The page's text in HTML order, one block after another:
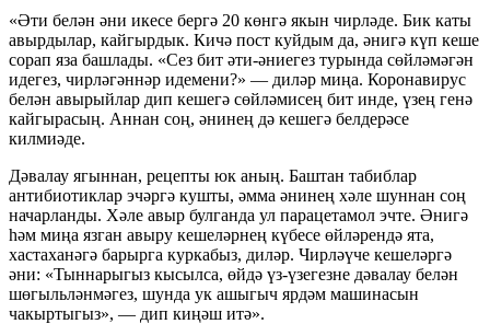
«Әти белән әни икесе бергә 20 көнгә якын чирләде. Бик каты
авырдылар, кайгырдык. Кичә пост куйдым да, әнигә күп кеше
сорап яза башлады. «Сез бит әти-әниегез турында сөйләмәгән
идегез, чирләгәннәр идемени?» — диләр миңа. Коронавирус
белән авырыйлар дип кешегә сөйләмисең бит инде, үзең генә
кайгырасың. Аннан соң, әнинең дә кешегә белдерәсе
килмиәде.
Дәвалау ягыннан, рецепты юк аның. Баштан табиблар
антибиотиклар эчәргә кушты, әмма әнинең хәле шуннан соң
начарланды. Хәле авыр булганда ул парацетамол эчте. Әнигә
һәм миңа язган авыру кешеләрнең күбесе өйләрендә ята,
хастаханәгә барырга куркабыз, диләр. Чирләүче кешеләргә
әни: «Тыннарыгыз кысылса, өйдә үз-үзегезне дәвалау белән
шөгыльләнмәгез, шунда ук ашыгыч ярдәм машинасын
чакыртыгыз», — дип киңәш итә».